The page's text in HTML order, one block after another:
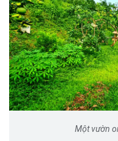
Một vườn